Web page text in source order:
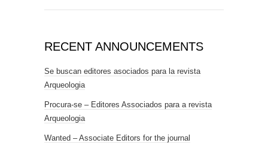
RECENT ANNOUNCEMENTS
Se buscan editores asociados para la revista
Arqueologia
Procura-se – Editores Associados para a revista
Arqueologia
Wanted – Associate Editors for the journal